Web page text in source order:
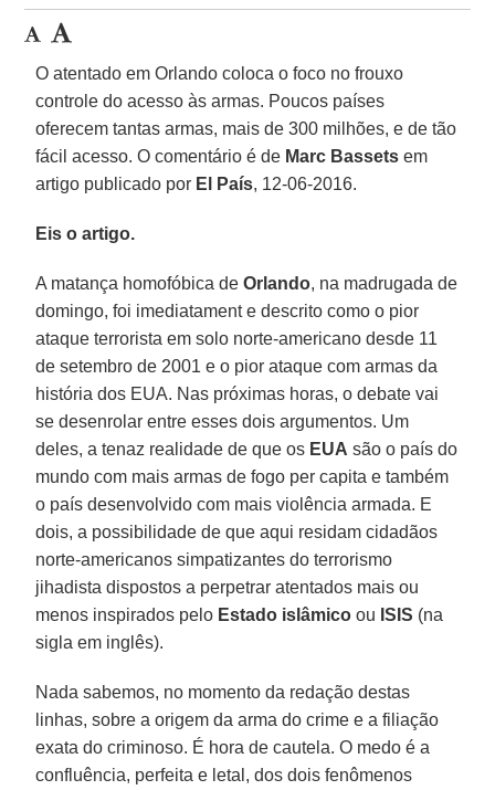
O atentado em Orlando coloca o foco no frouxo
controle do acesso às armas. Poucos países
oferecem tantas armas, mais de 300 milhões, e de tão
fácil acesso. O comentário é de Marc Bassets em
artigo publicado por El País, 12-06-2016.
Eis o artigo.
A matança homofóbica deOrlando, na madrugada de
domingo, foi imediatament e descrito como o pior
ataque terrorista em solo norte-americano desde 11
de setembro de 2001 e o pior ataque com armas da
história dos EUA. Nas próximas horas, o debate vai
se desenrolar entre esses dois argumentos. Um
deles, a tenaz realidade de que os EUA são o país do
mundo com mais armas de fogo per capita e também
o país desenvolvido com mais violência armada. E
dois, a possibilidade de que aqui residam cidadãos
norte-americanos simpatizantes do terrorismo
jihadista dispostos a perpetrar atentados mais ou
menos inspirados pelo Estado islâmico ou ISIS (na
sigla em inglês).
Nada sabemos, no momento da redação destas
linhas, sobre a origem da arma do crime e a filiação
exata do criminoso. É hora de cautela. O medo é a
confluência, perfeita e letal, dos dois fenômenos